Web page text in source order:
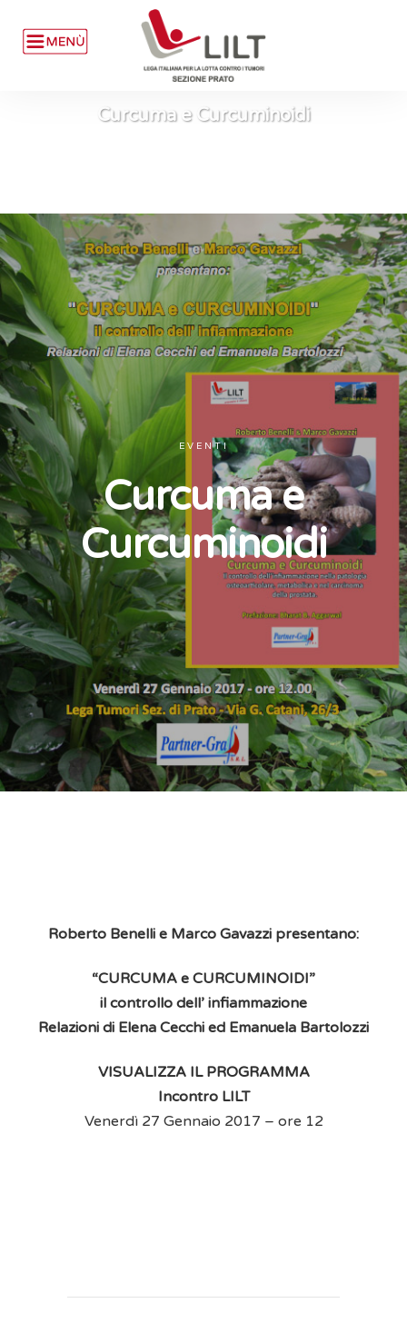
Curcuma e Curcuminoidi
EVENTI
Curcuma e
Curcuminoidi
Roberto Benelli e Marco Gavazzi presentano:
“CURCUMA e CURCUMINOIDI”
il controllo dell’ infiammazione
Relazioni di Elena Cecchi ed Emanuela Bartolozzi
VISUALIZZA IL PROGRAMMA
Incontro LILT
Venerdì 27 Gennaio 2017 – ore 12